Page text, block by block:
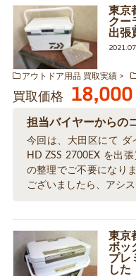
東京
クー
出張
アウトドア用品 買取実績
買取価格 18,000
担当バイヤーからの
今回は、大田区にて ダ
HD ZSS 2700EX を出
の整理でご不要になり
ございましたら、アシ
東京
ボッ
プレ
した